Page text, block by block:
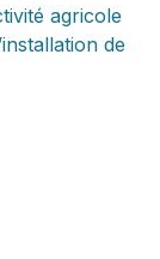
agricole
de